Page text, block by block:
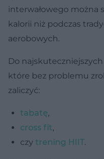
interwałowego można
kalorii niż podczas
aerobowych.
Do
które bez problemu
zaliczyć:
tabatę,
cross fit,
czy trening HIIT.